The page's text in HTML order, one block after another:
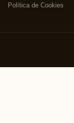
Política de Cookies